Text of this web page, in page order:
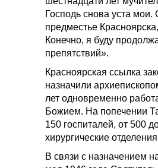
Господь снова уста
предместье
Конечно, я буду
препятствий».
Красноярская ссылка
назначили
лет одновременно
Божием. На попечении
150 госпиталей, от 500
хирургические
В связи с назначением